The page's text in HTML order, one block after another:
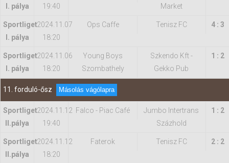
I. pálya
19:40
Market
Sportliget
I. pálya
2024.11.07
18:20
Ops Caffe Tenisz FC 4 : 3
Sportliget
I. pálya
2024.11.06
18:20
Young Boys
Szombathely
Szkendo Kft -
Gekko Pub
1 : 2
11. forduló-ősz Másolás vágólapra
Sportliget
II.pálya
2024.11.12
19:40
Falco - Piac Café
Jumbo Intertrans
Százhold
1 : 2
Sportliget
II.pálya
2024.11.12
18:20
Faterok Tenisz FC 2 : 2